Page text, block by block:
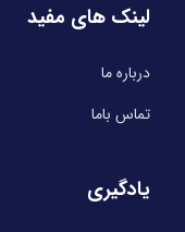
لینک های مفید
درباره ما
تماس باما
یادگیری